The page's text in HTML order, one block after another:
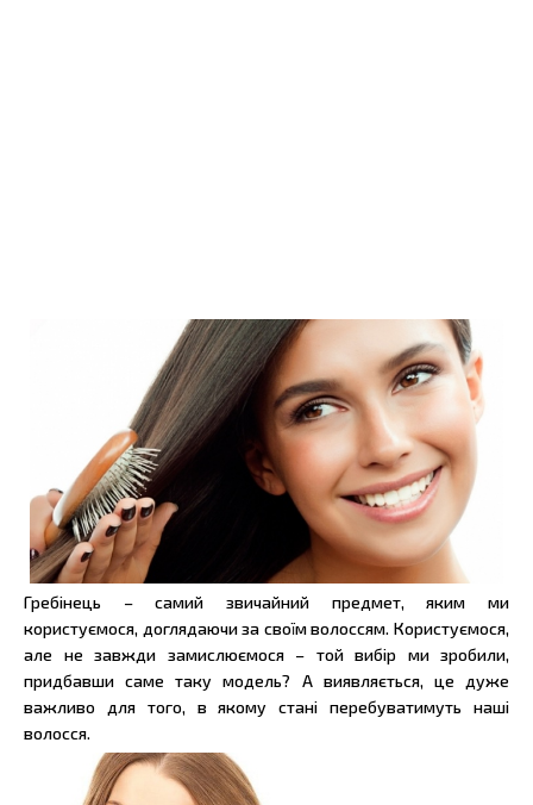
Гребінець – самий звичайний предмет, яким ми
користуємося, доглядаючи за своїм волоссям. Користуємося,
але не завжди замислюємося – той вибір ми зробили,
придбавши саме таку модель? А виявляється, це дуже
важливо для того, в якому стані перебуватимуть наші
волосся.